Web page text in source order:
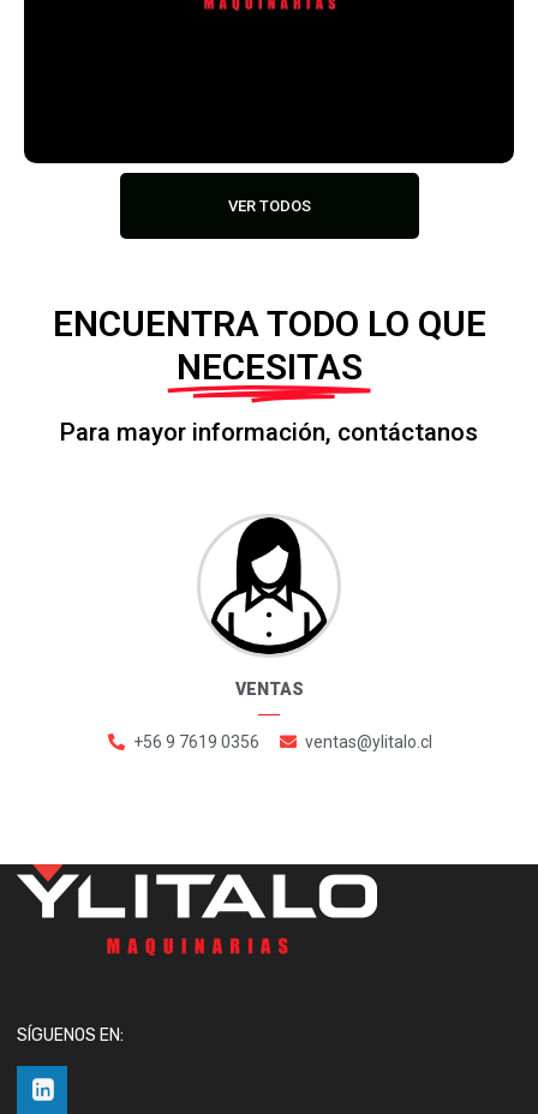
VER TODOS
ENCUENTRA TODO LO QUE
NECESITAS
Para mayor información, contáctanos
VENTAS
+56 9 7619 0356 ventas@ylitalo.cl
SÍGUENOS EN: